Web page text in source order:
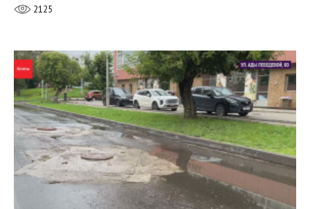
2125